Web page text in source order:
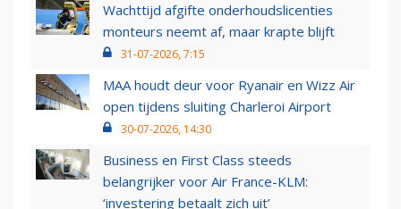
Wachttijd afgifte onderhoudslicenties
monteurs neemt af, maar krapte blijft
31-07-2026, 7:15
MAA houdt deur voor Ryanair en Wizz Air
open tijdens sluiting Charleroi Airport
30-07-2026, 14:30
Business en First Class steeds
belangrijker voor Air France-KLM:
‘investering betaalt zich uit’